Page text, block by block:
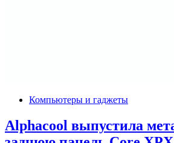
Компьютеры и гаджеты
Alphacool выпустила